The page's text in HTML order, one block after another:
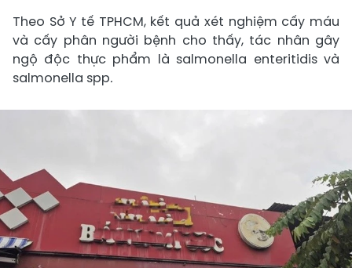
Theo Sở Y tế TPHCM, kết quả xét nghiệm cấy máu
và cấy phân người bệnh cho thấy, tác nhân gây
ngộ độc thực phẩm là salmonella enteritidis và
salmonella spp.